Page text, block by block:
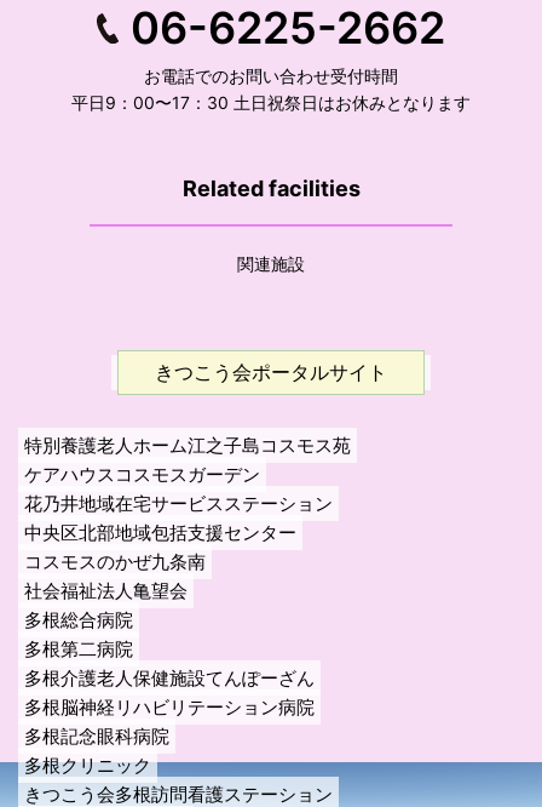
06-6225-2662
お電話でのお問い合わせ受付時間
平日9：00〜17：30 土日祝祭日はお休みとなります
Related facilities
関連施設
きつこう会ポータルサイト
特別養護老人ホーム江之子島コスモス苑
ケアハウスコスモスガーデン
花乃井地域在宅サービスステーション
中央区北部地域包括支援センター
コスモスのかぜ九条南
社会福祉法人亀望会
多根総合病院
多根第二病院
多根介護老人保健施設てんぽーざん
多根脳神経リハビリテーション病院
多根記念眼科病院
多根クリニック
きつこう会多根訪問看護ステーション